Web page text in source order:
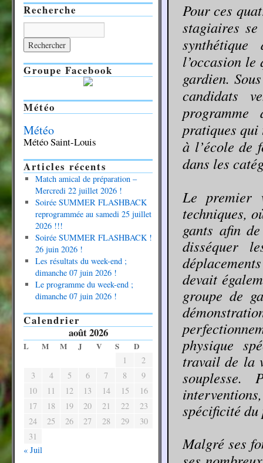
Pour ces
stagiaires
l’occasion
gardien.
candidats
pratiques
à l’école de
dans les
Le premier
techniques,
gants afin
disséquer
devait
groupe de
physique
travail de la
spécificité
Malgré ses
Recherche
Groupe Facebook
Météo
Météo
Météo Saint-Louis
Articles récents
Match amical de préparation –
Mercredi 22 juillet 2026 !
Soirée SUMMER FLASHBACK
reprogrammée au samedi 25 juillet
2026 !!!
Soirée SUMMER FLASHBACK !
26 juin 2026 !
Les résultats du week-end ;
dimanche 07 juin 2026 !
Le programme du week-end ;
dimanche 07 juin 2026 !
Calendrier
août 2026
L M M J V S D
1
2
3
4 5 6 7 8
9
10
11 12 13 14 15
16
17
18 19 20 21 22
23
24
25 26 27 28 29
30
31
« Juil